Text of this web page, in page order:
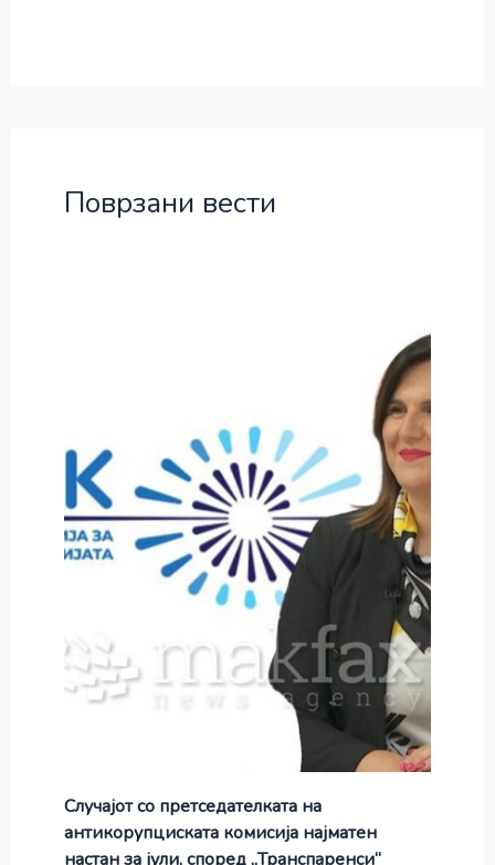
Поврзани вести
Случајот со претседателката на
антикорупциската комисија најматен
настан за јули, според „Транспаренси“